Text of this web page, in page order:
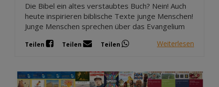
Die Bibel ein altes verstaubtes Buch? Nein! Auch
heute inspirieren biblische Texte junge Menschen!
Junge Menschen sprechen über das Evangelium
Teilen Teilen Teilen Weiterlesen